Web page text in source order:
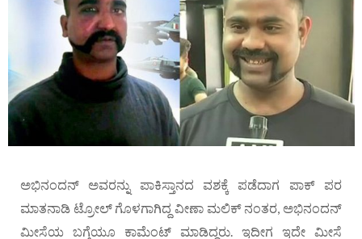
ಅಭಿನಂದನ್ ಅವರನ್ನು ಪಾಕಿಸ್ತಾನದ ವಶಕ್ಕೆ ಪಡೆದಾಗ ಪಾಕ್ ಪರ
ಮಾತನಾಡಿ ಟ್ರೋಲ್ ಗೊಳಗಾಗಿದ್ದ ವೀಣಾ ಮಲಿಕ್ ನಂತರ, ಅಭಿನಂದನ್
ಮೀಸೆಯ ಬಗ್ಗೆಯೂ ಕಾಮೆಂಟ್ ಮಾಡಿದ್ದರು. ಇದೀಗ ಇದೇ ಮೀಸೆ